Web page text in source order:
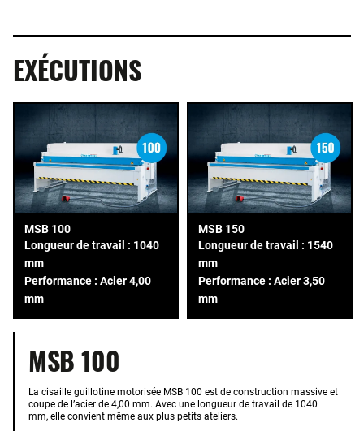
EXÉCUTIONS
MSB 100
Longueur de travail : 1040
mm
Performance : Acier 4,00
mm
MSB 150
Longueur de travail : 1540
mm
Performance : Acier 3,50
mm
MSB 100
La cisaille guillotine motorisée MSB 100 est de construction massive et
coupe de l’acier de 4,00 mm. Avec une longueur de travail de 1040
mm, elle convient même aux plus petits ateliers.